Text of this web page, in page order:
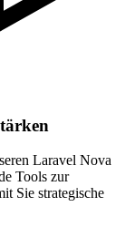
Laravel Nova
Tools zur
Sie strategische